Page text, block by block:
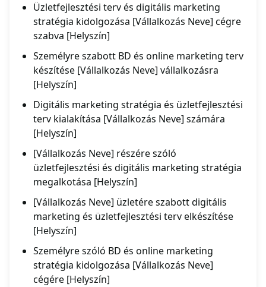
Üzletfejlesztési terv és digitális marketing
stratégia kidolgozása [Vállalkozás Neve] cégre
szabva [Helyszín]
Személyre szabott BD és online marketing terv
készítése [Vállalkozás Neve] vállalkozásra
[Helyszín]
Digitális marketing stratégia és üzletfejlesztési
terv kialakítása [Vállalkozás Neve] számára
[Helyszín]
[Vállalkozás Neve] részére szóló
üzletfejlesztési és digitális marketing stratégia
megalkotása [Helyszín]
[Vállalkozás Neve] üzletére szabott digitális
marketing és üzletfejlesztési terv elkészítése
[Helyszín]
Személyre szóló BD és online marketing
stratégia kidolgozása [Vállalkozás Neve]
cégére [Helyszín]